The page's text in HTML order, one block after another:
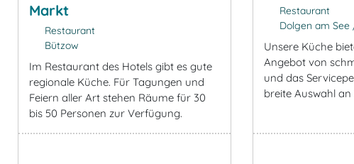
Markt
Restaurant
Bützow
Im Restaurant des Hotels gibt es gute
regionale Küche. Für Tagungen und
Feiern aller Art stehen Räume für 30
bis 50 Personen zur Verfügung.
Restaurant
Dolgen am
Unsere Küche
Angebot von
und das
breite Auswahl